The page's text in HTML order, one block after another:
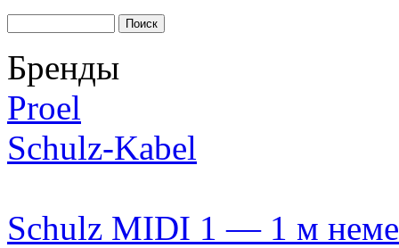
Бренды
Proel
Schulz-Kabel
Schulz MIDI 1 — 1 м